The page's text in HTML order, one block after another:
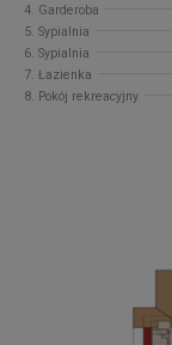
4. Garderoba
5. Sypialnia
6. Sypialnia
7. Łazienka
8. Pokój rekreacyjny